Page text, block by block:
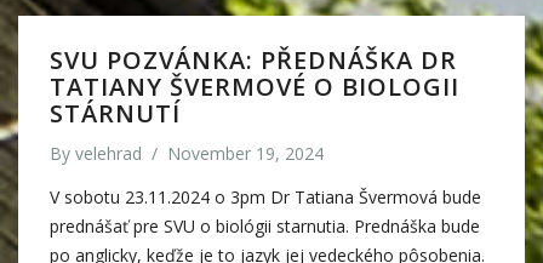
SVU POZVÁNKA: PŘEDNÁŠKA DR
TATIANY ŠVERMOVÉ O BIOLOGII
STÁRNUTÍ
By velehrad / November 19, 2024
V sobotu 23.11.2024 o 3pm Dr Tatiana Švermová bude
prednášať pre SVU o biológii starnutia. Prednáška bude
po anglicky, keďže je to jazyk jej vedeckého pôsobenia.